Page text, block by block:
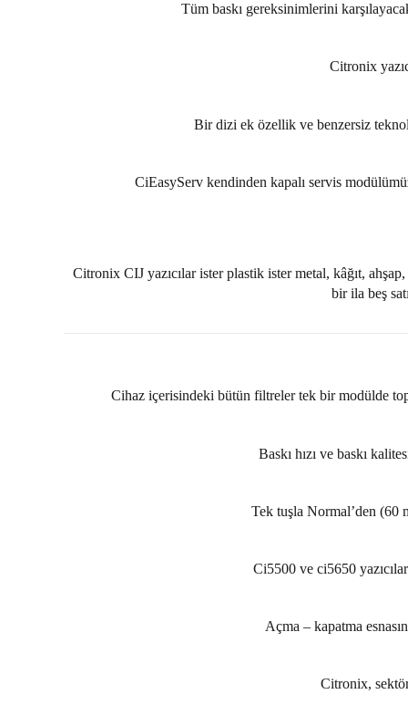
Tüm baskı gereksinimlerini
Citronix
Bir dizi ek özellik ve benzersiz
CiEasyServ kendinden kapalı servis
Citronix CIJ yazıcılar ister plastik ister metal, kâğıt,
bir ila beş
Cihaz içerisindeki bütün filtreler tek bir modülde
Baskı hızı ve baskı
Tek tuşla Normal’den (60
Ci5500 ve ci5650
Açma – kapatma
Citronix,